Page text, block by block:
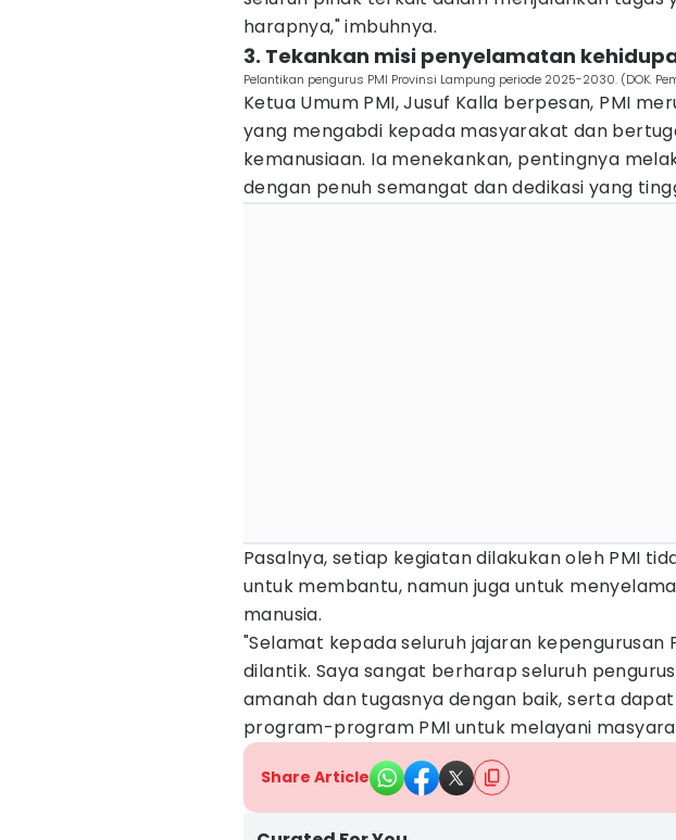
harapnya," imbuhnya.
3. Tekankan misi penyelamatan
Pelantikan pengurus PMI Provinsi Lampung periode 2025-2030. (DOK.
Ketua Umum PMI, Jusuf Kalla berpesan, PMI
yang mengabdi kepada masyarakat dan
kemanusiaan. Ia menekankan, pentingnya
dengan penuh semangat dan dedikasi yang
Pasalnya, setiap kegiatan dilakukan oleh PMI
untuk membantu, namun juga untuk
manusia.
"Selamat kepada seluruh jajaran kepengurusan
dilantik. Saya sangat berharap seluruh
amanah dan tugasnya dengan baik, serta
program-program PMI untuk melayani
Share Article